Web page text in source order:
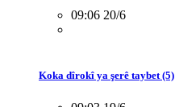
09:06 20/6
Koka dîrokî ya şerê taybet (5)